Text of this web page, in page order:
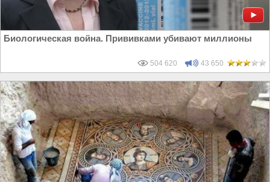
Биологическая война. Прививками убивают миллионы
504 620 43 650